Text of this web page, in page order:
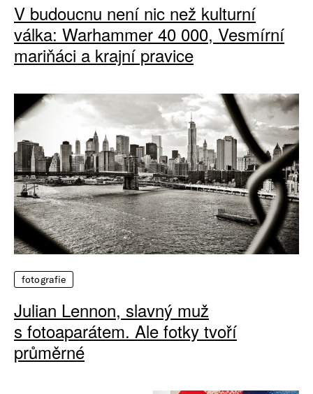
V budoucnu není nic než kulturní
válka: Warhammer 40 000, Vesmírní
mariňáci a krajní pravice
fotografie
Julian Lennon, slavný muž
s fotoaparátem. Ale fotky tvoří
průměrné